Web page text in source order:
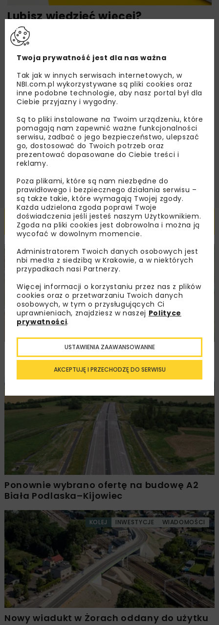
Lubisz wiedzieć więcej?
Zapisz się do newslettera aby otrzymywać od
nas najlepsze informacje branżowe,
zaproszenia na wydarzenia, atrakcyjne oferty i
Zapoznałam/em się zPolityką Prywatnościi
Regulaminemoraz wyrażam zgodę na otrzymywanie na
podany przeze mnie adres e-mail korespondencji
handlowej w postaci newslettera.
Powiązane artykuły
DROGI INWESTYCJE WIADOMOŚCI
Remont nawierzchni na węzłach A4.
Przetarg obejmuje pięć węzłów
Ponownie wybrano ofertę na budowę A2
Biała Podlaska–Kijowiec
KOLEJ INWESTYCJE WIADOMOŚCI
Nowy wiadukt w Żorach oddany do użytku
Twoja prywatność jest dla nas ważna
Tak jak w innych serwisach internetowych, w
NBI.com.pl wykorzystywane są pliki cookies oraz
inne podobne technologie, aby nasz portal był dla
Ciebie przyjazny i wygodny.
Są to pliki instalowane na Twoim urządzeniu, które
pomagają nam zapewnić ważne funkcjonalności
serwisu, zadbać o jego bezpieczeństwo, ulepszać
go, dostosować do Twoich potrzeb oraz
prezentować dopasowane do Ciebie treści i
reklamy.
Poza plikami, które są nam niezbędne do
prawidłowego i bezpiecznego działania serwisu –
są także takie, które wymagają Twojej zgody.
Każda udzielona zgoda poprawi Twoje
doświadczenia jeśli jesteś naszym Użytkownikiem.
Zgoda na pliki cookies jest dobrowolna i można ją
wycofać w dowolnym momencie.
Administratorem Twoich danych osobowych jest
nbi med!a z siedzibą w Krakowie, a w niektórych
przypadkach nasi Partnerzy.
Więcej informacji o korzystaniu przez nas z plików
cookies oraz o przetwarzaniu Twoich danych
osobowych, w tym o przysługujących Ci
uprawnieniach, znajdziesz w naszej Polityce
prywatności.
AKCEPTUJĘ I PRZECHODZĘ DO SERWISU
USTAWIENIA ZAAWANSOWANNE